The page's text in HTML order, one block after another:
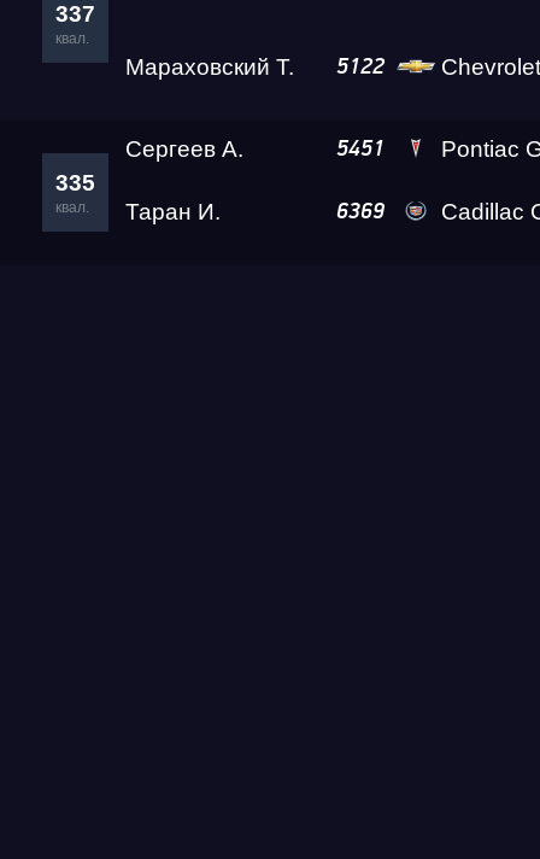
337
квал.
Мараховский Т. 5122
335
квал.
Сергеев А. 5451 Pontiac
Таран И. 6369 Cadillac